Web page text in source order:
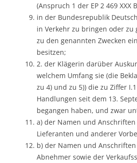
(Anspruch 1 der EP 2 469 XXX
in der Bundesrepublik
in Verkehr zu bringen oder zu
zu den genannten Zwecken
besitzen;
2. der Klägerin darüber
welchem Umfang sie (die
zu 4) und zu 5)) die zu Ziffer
Handlungen seit dem 13.
begangen haben, und zwar
a) der Namen und
Lieferanten und anderer
b) der Namen und
Abnehmer sowie der